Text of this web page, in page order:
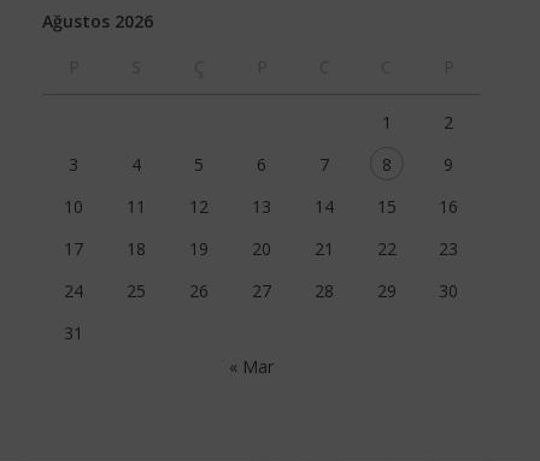
Ağustos 2026
1
2
3
4 5 6 7 8
9
10
11 12 13 14 15
16
17
18 19 20 21 22
23
24
25 26 27 28 29
30
31
« Mar